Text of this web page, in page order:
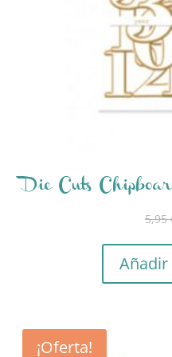
Die Cuts
5,95
¡Oferta!